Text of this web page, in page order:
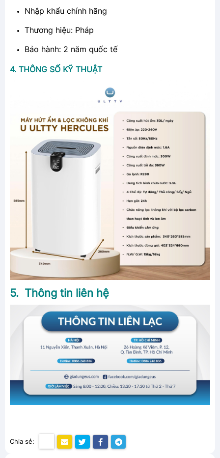
Nhập khẩu chính hãng
Thương hiệu: Pháp
Bảo hành: 2 năm quốc tế
4. THÔNG SỐ KỸ THUẬT
5. Thông tin liên hệ
Chia sẻ: